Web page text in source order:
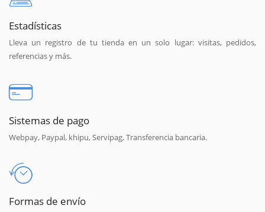
Estadísticas
Lleva un registro de tu tienda en un solo lugar: visitas, pedidos,
referencias y más.
Sistemas de pago
Webpay, Paypal, khipu, Servipag, Transferencia bancaria.
Formas de envío